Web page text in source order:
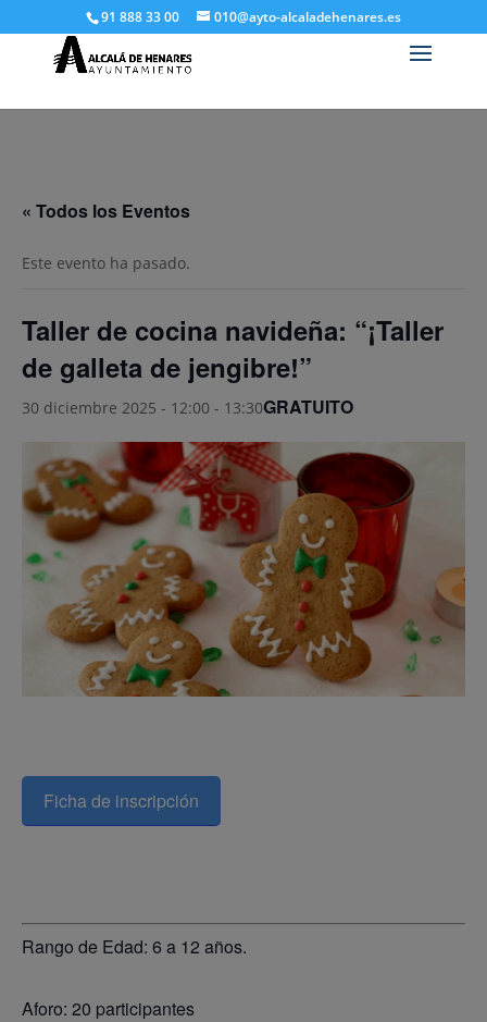
91 888 33 00 010@ayto-alcaladehenares.es
« Todos los Eventos
Este evento ha pasado.
Taller de cocina navideña: “¡Taller
de galleta de jengibre!”
30 diciembre 2025 - 12:00 - 13:30GRATUITO
Ficha de inscripción
Rango de Edad: 6 a 12 años.
Aforo: 20 participantes